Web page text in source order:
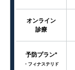
オンライン
診療
予防プラン*
・フィナステリド